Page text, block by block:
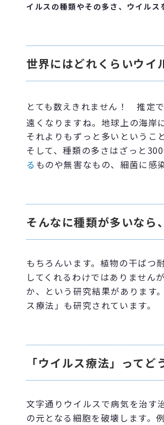
イルスの種類やその多さ、ウイルス
世界にはどれくらいウイ
とても数えきれません！ 推定
遠くなりますね。地球上の海
それよりもずっと多いということ
そして、種類の多さはざっと
る ものや無害なもの、細菌に感
そんなに種類が多いなら
もちろんいます。植物の干ばつ
してくれるわけではありません
か、という研究結果があります
ス療法」も研究されています。
「ウイルス療法」ってど
文字通りウイルスで病気を治す
の元となる細胞を破壊します。